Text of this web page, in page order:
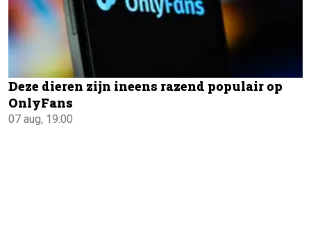
Deze dieren zijn ineens razend populair op
OnlyFans
07 aug, 19:00